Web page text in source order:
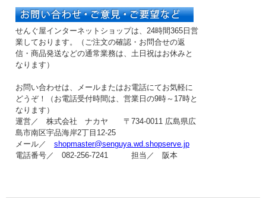
せんぐ屋インターネットショップは、24時間365日営
業しております。（ご注文の確認・お問合せの返
信・商品発送などの通常業務は、土日祝はお休みと
なります）
お問い合わせは、メールまたはお電話にてお気軽に
どうぞ！（お電話受付時間は、 営業日の9時～17時と
なります）
運営／ 株式会社 ナカヤ 〒734-0011 広島県広
島市南区宇品海岸2丁目12-25
メール／ shopmaster@senguya.wd.shopserve.jp
電話番号／ 082-256-7241 担当／ 阪本